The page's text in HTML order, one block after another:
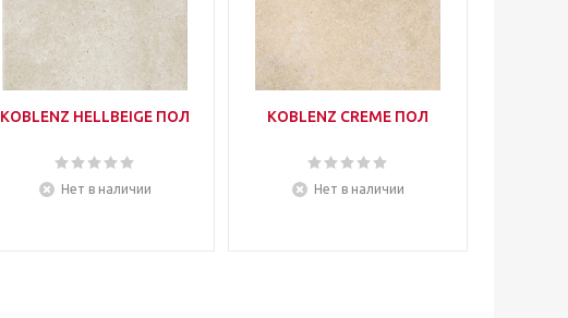
KOBLENZ HELLBEIGE ПОЛ
Нет в наличии
KOBLENZ CREME ПОЛ
Нет в наличии